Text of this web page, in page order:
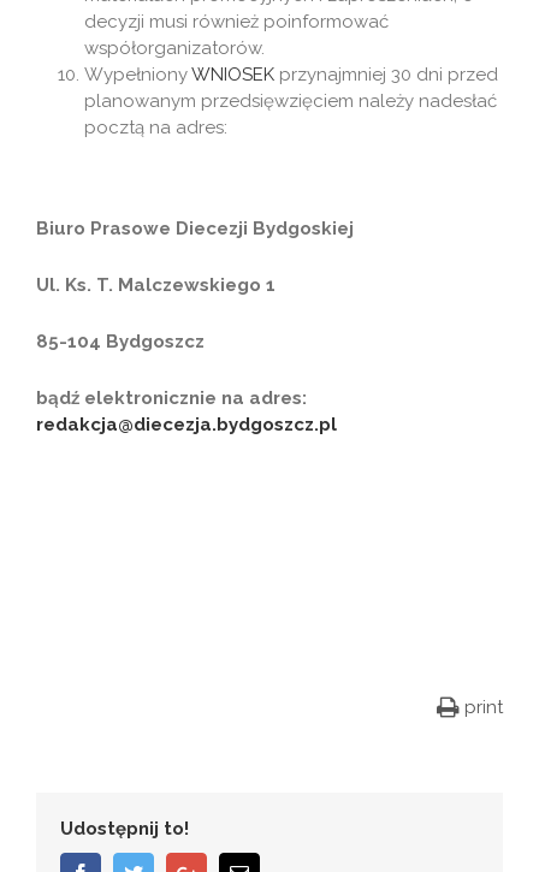
decyzji musi również poinformować
współorganizatorów.
WypełnionyWNIOSEK przynajmniej 30 dni przed
planowanym przedsięwzięciem należy nadesłać
pocztą na adres:
Biuro Prasowe Diecezji Bydgoskiej
Ul. Ks. T. Malczewskiego 1
85-104 Bydgoszcz
bądź elektronicznie na adres:
redakcja@diecezja.bydgoszcz.pl
print
Udostępnij to!